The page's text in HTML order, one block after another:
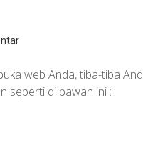
web Anda, tiba-tiba
seperti di bawah ini :